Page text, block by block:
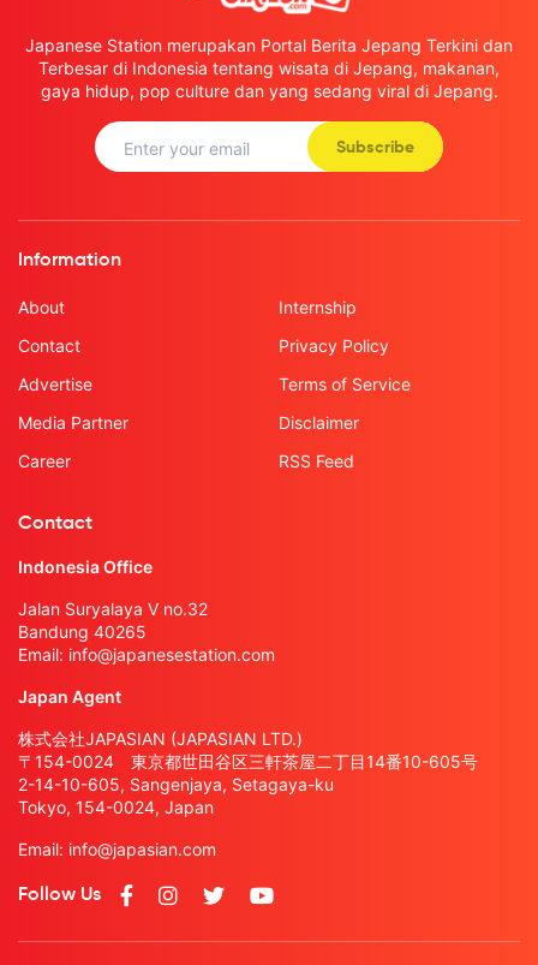
Japanese Station merupakan Portal Berita Jepang Terkini dan
Terbesar di Indonesia tentang wisata di Jepang, makanan,
gaya hidup, pop culture dan yang sedang viral di Jepang.
Subscribe
Information
About
Contact
Advertise
Media Partner
Career
Internship
Privacy Policy
Terms of Service
Disclaimer
RSS Feed
Contact
Indonesia Office
Jalan Suryalaya V no.32
Bandung 40265
Email: info@japanesestation.com
Japan Agent
株式会社JAPASIAN (JAPASIAN LTD.)
〒154-0024 東京都世田谷区三軒茶屋二丁目14番10-605号
2-14-10-605, Sangenjaya, Setagaya-ku
Tokyo, 154-0024, Japan
Email: info@japasian.com
Follow Us